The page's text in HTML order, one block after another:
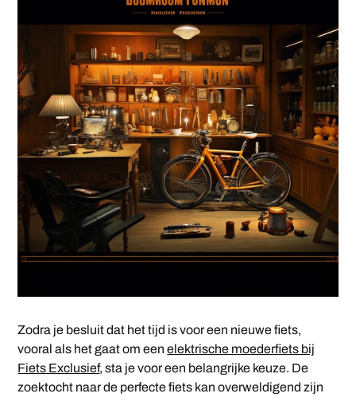
Zodra je besluit dat het tijd is voor een nieuwe fiets,
vooral als het gaat om eenelektrische moederfiets bij
Fiets Exclusief, sta je voor een belangrijke keuze. De
zoektocht naar de perfecte fiets kan overweldigend zijn